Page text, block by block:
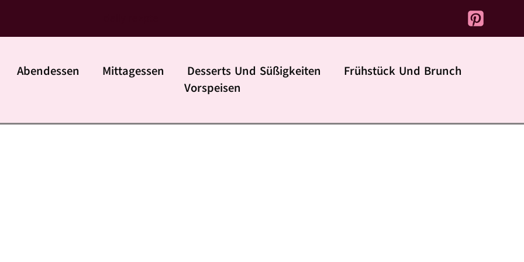
Abendessen Mittagessen Desserts Und Süßigkeiten
Frühstück Und Brunch
Vorspeisen